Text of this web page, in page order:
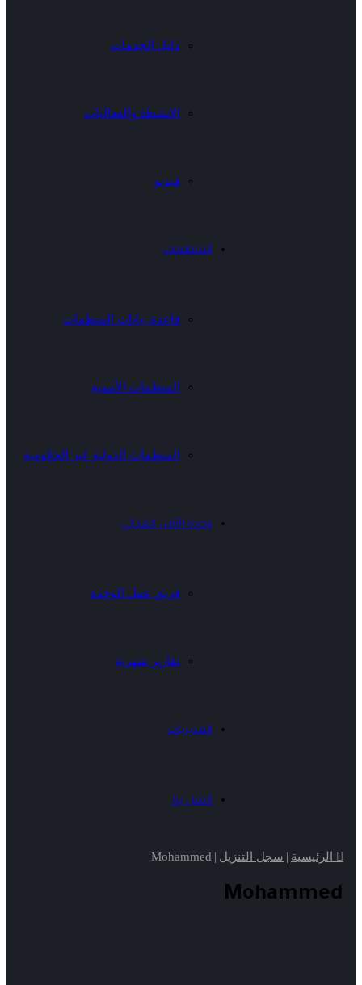
دليل الخدمات
الانشطة والفعاليات
فيديو
المنظمات
قاعدة بيانات المنظمات
المنظمات الأممية
المنظمات الدولية غير الحكومية
وحدة الأمن الغذائي
فريق عمل الوحدة
تقارير شهرية
المديريات
اتصل بنا
الرئيسية | سجل التنزيل |
Mohammed
Mohammed